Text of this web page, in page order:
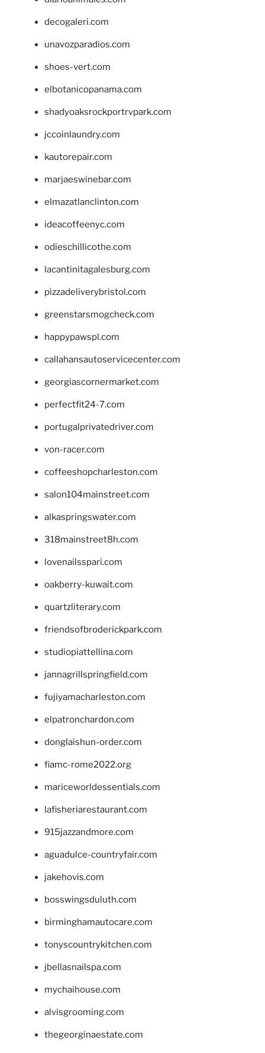
decogaleri.com
unavozparadios.com
shoes-vert.com
elbotanicopanama.com
shadyoaksrockportrvpark.com
jccoinlaundry.com
kautorepair.com
marjaeswinebar.com
elmazatlanclinton.com
ideacoffeenyc.com
odieschillicothe.com
lacantinitagalesburg.com
pizzadeliverybristol.com
greenstarsmogcheck.com
happypawspl.com
callahansautoservicecenter.com
georgiascornermarket.com
perfectfit24-7.com
portugalprivatedriver.com
von-racer.com
coffeeshopcharleston.com
salon104mainstreet.com
alkaspringswater.com
318mainstreet8h.com
lovenailsspari.com
oakberry-kuwait.com
quartzliterary.com
friendsofbroderickpark.com
studiopiattellina.com
jannagrillspringfield.com
fujiyamacharleston.com
elpatronchardon.com
donglaishun-order.com
fiamc-rome2022.org
mariceworldessentials.com
lafisheriarestaurant.com
915jazzandmore.com
aguadulce-countryfair.com
jakehovis.com
bosswingsduluth.com
birminghamautocare.com
tonyscountrykitchen.com
jbellasnailspa.com
mychaihouse.com
alvisgrooming.com
thegeorginaestate.com